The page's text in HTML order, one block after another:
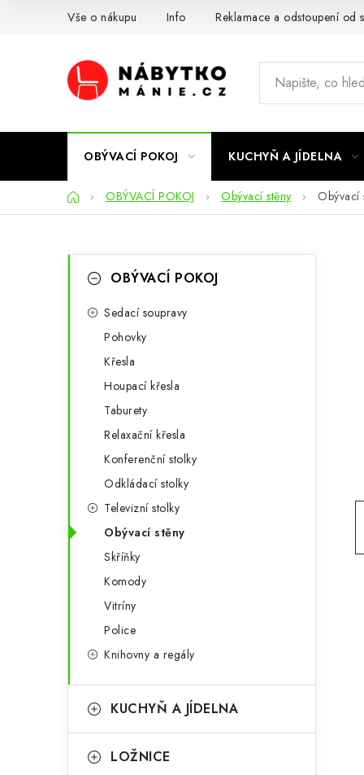
Vše o nákupu Info Reklamace a odstoupení od
OBÝVACÍ POKOJ KUCHYŇ A JÍDELNA
DomůOBÝVACÍ POKOJ Obývací stěny Obývací
í
p
kategorieOBÝVACÍ POKOJ
Sedací soupravy
Pohovky
Křesla
Houpací křesla
Taburety
Relaxační křesla
Konferenční stolky
Odkládací stolky
Televizní stolky
Obývací stěny
Skříňky
Komody
Vitríny
Police
Knihovny a regály
KUCHYŇ A JÍDELNA
LOŽNICE